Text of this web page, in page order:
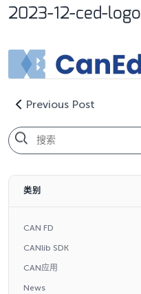
2023-12-ced-logo
Previous Post
类别
CAN FD
CANlib SDK
CAN应用
News